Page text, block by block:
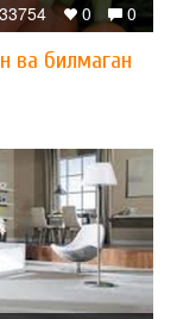
0
0
33754
ва билмаган